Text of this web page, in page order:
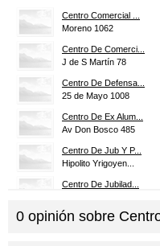
Centro Comercial ...
Moreno 1062
Centro De Comerci...
J de S Martín 78
Centro De Defensa...
25 de Mayo 1008
Centro De Ex Alum...
Av Don Bosco 485
Centro De Jub Y P...
Hipolito Yrigoyen...
Centro De Jubilad...
Centro De La Segu...
0 opinión sobre